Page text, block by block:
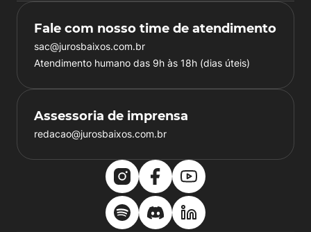
Fale com nosso time de atendimento
sac@jurosbaixos.com.br
Atendimento humano das 9h às 18h (dias úteis)
Assessoria de imprensa
redacao@jurosbaixos.com.br